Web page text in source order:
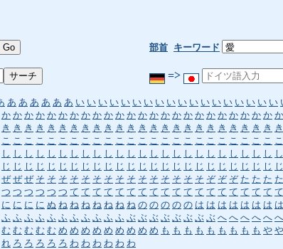
部首 キーワード
=>
あ あ あ あ あ あ い い い い い い い い い い い い い い い い い い
か か か か か か か か か か か か か か か か か か か か か か か か か
き き き き き き き き き き き き き き き き き き き き き き き き き
こ こ こ こ こ こ こ こ こ こ こ こ こ こ こ こ こ こ こ こ こ こ こ こ こ
し し し し し し し し し し し し し し し し し し し し し し し し し
じ じ じ じ じ じ じ じ じ じ じ じ じ じ じ じ じ じ じ じ じ じ じ じ じ
ぜ ぜ ぜ そ そ そ そ そ そ そ そ そ そ そ そ そ そ そ ぞ ぞ ぞ た た た た
つ つ つ つ つ つ て て て て て て て て て て て て て て て て て て て
に に に に ぬ ね ね ね ね ね ね ね の の の の の は は は は は は は は
ふ ふ ふ ふ ふ ふ ふ ふ ふ ふ ふ ぶ ぶ ぶ ぶ ぶ ぶ ぶ ぶ へ へ へ へ へ へ
む む む む む め め め め め め め め め も も も も も も も も も や や
れ ろ ろ ろ ろ ろ わ わ わ わ わ わ